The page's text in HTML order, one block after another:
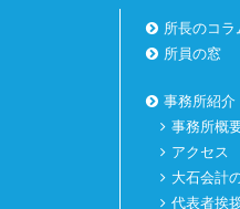
所長のコラ
所員の窓
事務所紹介
事務所概
アクセス
大石会計
代表者挨